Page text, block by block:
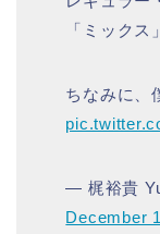
「ミック
ちなみに、
— 梶裕貴
December